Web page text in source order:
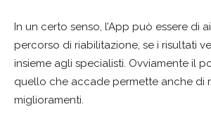
In un certo senso, l’App può essere di
percorso di riabilitazione, se i risultati
insieme agli specialisti. Ovviamente il
quello che accade permette anche di
miglioramenti.